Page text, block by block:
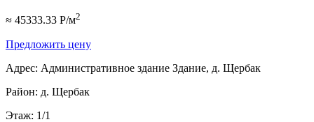
≈ 45333.33 Р/м2
Предложить цену
Адрес: Административное здание Здание, д. Щербак
Район: д. Щербак
Этаж: 1/1